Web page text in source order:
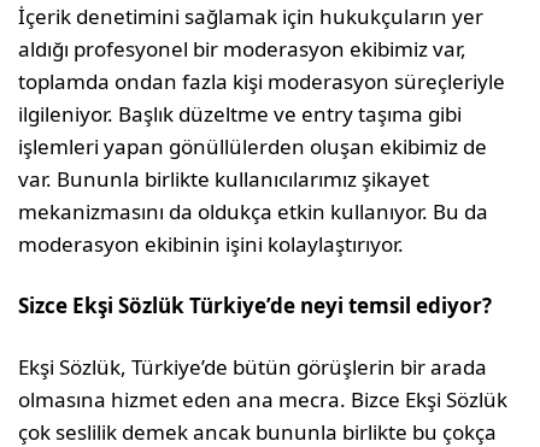
İçerik denetimini sağlamak için hukukçuların yer
aldığı profesyonel bir moderasyon ekibimiz var,
toplamda ondan fazla kişi moderasyon süreçleriyle
ilgileniyor. Başlık düzeltme ve entry taşıma gibi
işlemleri yapan gönüllülerden oluşan ekibimiz de
var. Bununla birlikte kullanıcılarımız şikayet
mekanizmasını da oldukça etkin kullanıyor. Bu da
moderasyon ekibinin işini kolaylaştırıyor.
Sizce Ekşi Sözlük Türkiye’de neyi temsil ediyor?
Ekşi Sözlük, Türkiye’de bütün görüşlerin bir arada
olmasına hizmet eden ana mecra. Bizce Ekşi Sözlük
çok seslilik demek ancak bununla birlikte bu çokça